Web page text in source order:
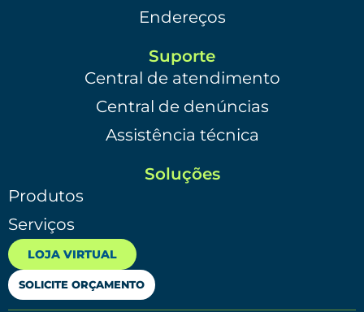
Endereços
Suporte
Central de atendimento
Central de denúncias
Assistência técnica
Soluções
Produtos
Serviços
LOJA VIRTUAL
SOLICITE ORÇAMENTO